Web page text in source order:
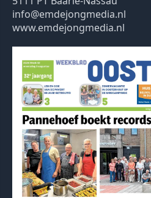
info@emdejongmedia.nl
www.emdejongmedia.nl